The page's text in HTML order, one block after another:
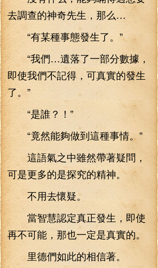
去調查的神奇先生，那么…
“有某種事態發生了。”
“我們…遺落了一部分數據，
即使我們不記得，可真實的發生
了。”
“是誰？！”
“竟然能夠做到這種事情。”
這語氣之中雖然帶著疑問，
可是更多的是探究的精神。
不用去懷疑。
當智慧認定真正發生，即使
再不可能，那也一定是真實的。
里德們如此的相信著。